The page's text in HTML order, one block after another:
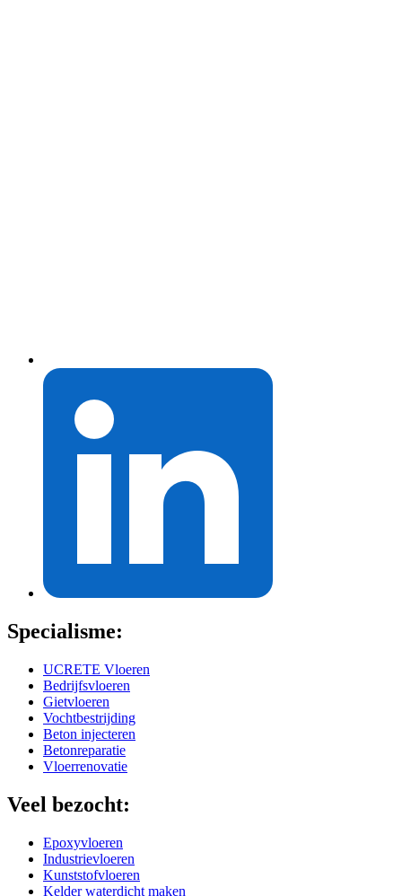
Specialisme:
UCRETE Vloeren
Bedrijfsvloeren
Gietvloeren
Vochtbestrijding
Beton injecteren
Betonreparatie
Vloerrenovatie
Veel bezocht:
Epoxyvloeren
Industrievloeren
Kunststofvloeren
Kelder waterdicht maken